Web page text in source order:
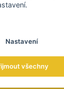
Nastavení
všechny